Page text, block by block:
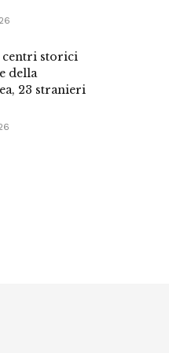
storici
della
23 stranieri